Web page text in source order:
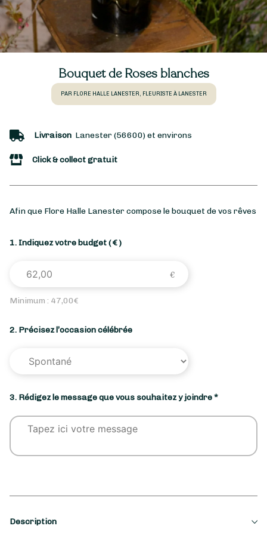
Bouquet de Roses blanches
PAR FLORE HALLE LANESTER, FLEURISTE À LANESTER
Livraison Lanester (56600) et environs
Click & collect gratuit
Afin que Flore Halle Lanester compose le bouquet de vos rêves
1. Indiquez votre budget( € )
Minimum : 47,00€
2. Précisez l’occasion célébrée
3. Rédigez le message que vous souhaitez y joindre *
Description